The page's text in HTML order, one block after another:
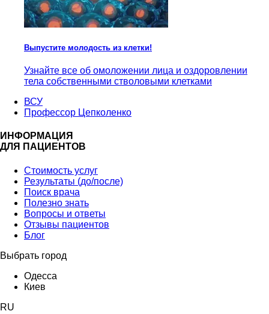
Выпустите молодость из клетки!
Узнайте все об омоложении лица и оздоровлении
тела собственными стволовыми клетками
ВСУ
Профессор Цепколенко
ИНФОРМАЦИЯ
ДЛЯ ПАЦИЕНТОВ
Стоимость услуг
Результаты (до/после)
Поиск врача
Полезно знать
Вопросы и ответы
Отзывы пациентов
Блог
Выбрать город
Одесса
Киев
RU